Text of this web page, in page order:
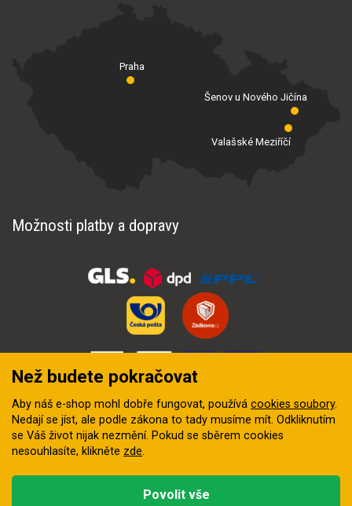
Praha
Valašské Meziříčí
Šenov u Nového Jičína
Možnosti platby a dopravy
digitální agentura FEO
Než budete pokračovat
Aby náš e-shop mohl dobře fungovat, používá cookies soubory.
Nedají se jíst, ale podle zákona to tady musíme mít. Odkliknutím
se Váš život nijak nezmění. Pokud se sběrem cookies
nesouhlasíte, klikněte zde.
Povolit vše